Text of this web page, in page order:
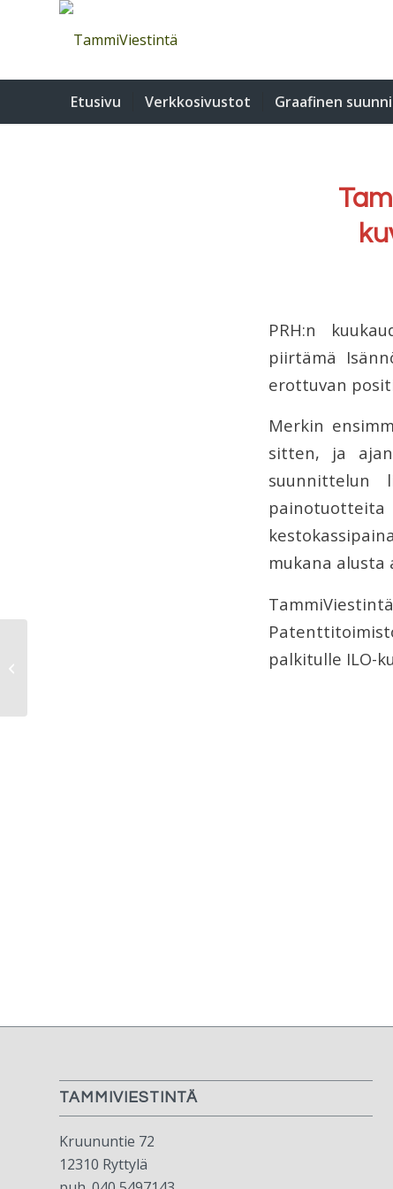
Etusivu Verkkosivustot Graafinen
PRH:n
piirtämä
erottuvan
Merkin
sitten, ja
suunnittelun
mukana alusta
palkitulle ILO-
TAMMIVIESTINTÄ
Kruununtie 72
12310 Ryttylä